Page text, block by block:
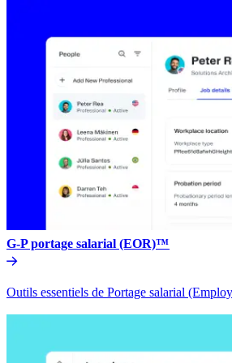
G-P portage salarial (EOR)™​​
Outils essentiels de Portage salarial